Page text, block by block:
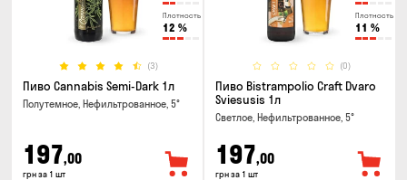
Плотность
12 %
(3)
Пиво Cannabis Semi-Dark 1л
Полутемное, Нефильтрованное, 5°
197,00
грн за 1 шт
Плотность
11 %
(0)
Пиво Bistrampolio Craft Dvaro
Sviesusis 1л
Светлое, Нефильтрованное, 5°
197,00
грн за 1 шт